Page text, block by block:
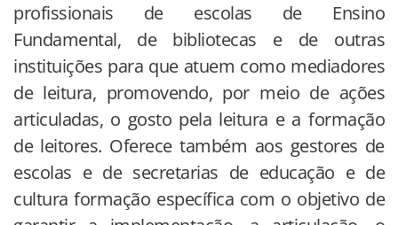
profissionais de escolas de Ensino
Fundamental, de bibliotecas e de outras
instituições para que atuem como mediadores
de leitura, promovendo, por meio de ações
articuladas, o gosto pela leitura e a formação
de leitores. Oferece também aos gestores de
escolas e de secretarias de educação e de
cultura formação específica com o objetivo de